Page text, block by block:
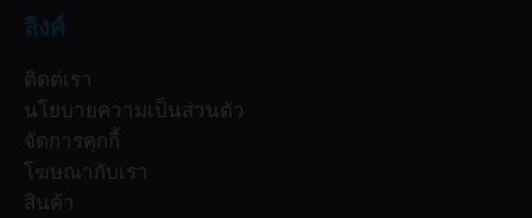
ลิงค์
ติดต่เรา
นโยบายความเป็นส่วนตัว
จัดการคุกกี้
โฆษณากับเรา
สินค้า